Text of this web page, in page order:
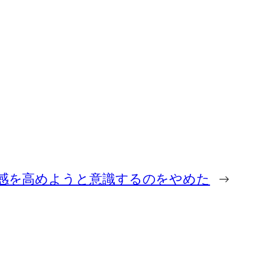
を高めようと意識するのをやめた →